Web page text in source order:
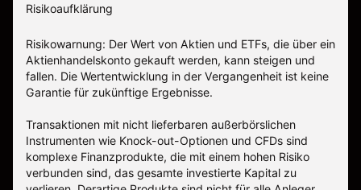
Risikoaufklärung
Risikowarnung: Der Wert von Aktien und ETFs, die über ein
Aktienhandelskonto gekauft werden, kann steigen und
fallen. Die Wertentwicklung in der Vergangenheit ist keine
Garantie für zukünftige Ergebnisse.
Transaktionen mit nicht lieferbaren außerbörslichen
Instrumenten wie Knock-out-Optionen und CFDs sind
komplexe Finanzprodukte, die mit einem hohen Risiko
verbunden sind, das gesamte investierte Kapital zu